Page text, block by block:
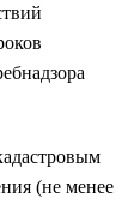
(не менее